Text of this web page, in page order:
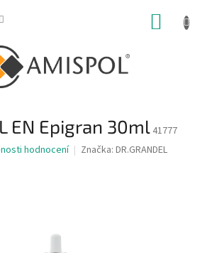
EN Epigran 30ml 41777
hodnocení Značka: DR.GRANDEL